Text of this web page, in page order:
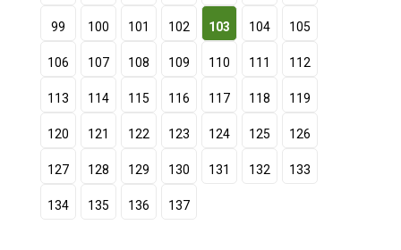
99 100 101 102 103 104 105
106 107 108 109 110 111 112
113 114 115 116 117 118 119
120 121 122 123 124 125 126
127 128 129 130 131 132 133
134 135 136 137